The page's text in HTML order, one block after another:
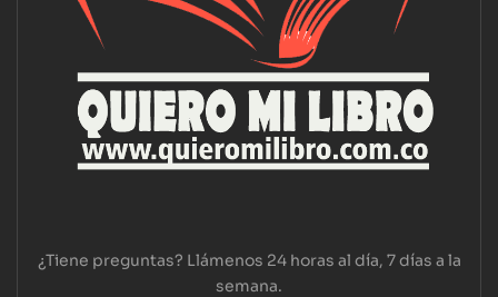
¿Tiene preguntas? Llámenos 24 horas al día, 7 días a la
semana.